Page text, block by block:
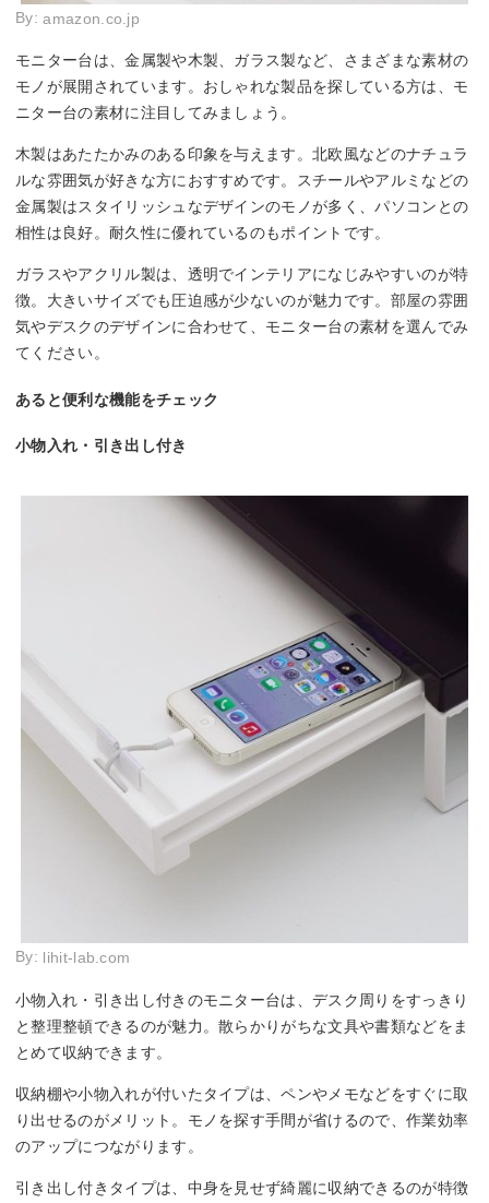
By:amazon.co.jp
モニター台は、金属製や木製、ガラス製など、さまざまな素材の
モノが展開されています。おしゃれな製品を探している方は、モ
ニター台の素材に注目してみましょう。
木製はあたたかみのある印象を与えます。北欧風などのナチュラ
ルな雰囲気が好きな方におすすめです。スチールやアルミなどの
金属製はスタイリッシュなデザインのモノが多く、パソコンとの
相性は良好。耐久性に優れているのもポイントです。
ガラスやアクリル製は、透明でインテリアになじみやすいのが特
徴。大きいサイズでも圧迫感が少ないのが魅力です。部屋の雰囲
気やデスクのデザインに合わせて、モニター台の素材を選んでみ
てください。
あると便利な機能をチェック
小物入れ・引き出し付き
By: lihit-lab.com
小物入れ・引き出し付きのモニター台は、デスク周りをすっきり
と整理整頓できるのが魅力。散らかりがちな文具や書類などをま
とめて収納できます。
収納棚や小物入れが付いたタイプは、ペンやメモなどをすぐに取
り出せるのがメリット。モノを探す手間が省けるので、作業効率
のアップにつながります。
引き出し付きタイプは、中身を見せず綺麗に収納できるのが特徴